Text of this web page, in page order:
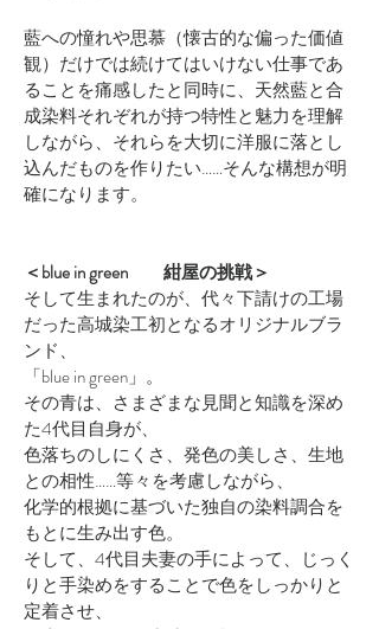
藍への憧れや思慕（懐古的な偏った価値
観）だけでは続けてはいけない仕事であ
ることを痛感したと同時に、天然藍と合
成染料それぞれが持つ特性と魅力を理解
しながら、それらを大切に洋服に落とし
込んだものを作りたい……そんな構想が明
確になります。
＜blue in green 紺屋の挑戦＞
そして生まれたのが、代々下請けの工場
だった高城染工初となるオリジナルブラ
ンド、
「blue in green」。
その青は、さまざまな見聞と知識を深め
た4代目自身が、
色落ちのしにくさ、発色の美しさ、生地
との相性……等々を考慮しながら、
化学的根拠に基づいた独自の染料調合を
もとに生み出す色。
そして、4代目夫妻の手によって、じっく
りと手染めをすることで色をしっかりと
定着させ、